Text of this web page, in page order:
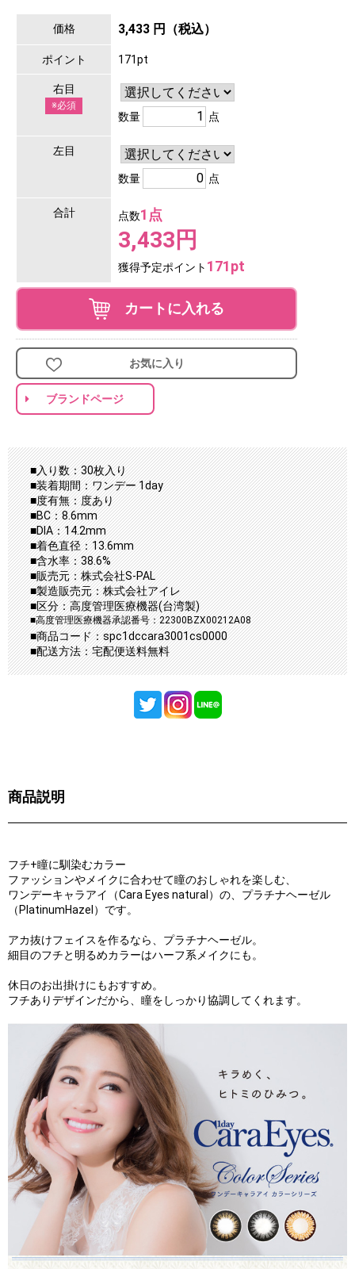
価格 3,433 円（税込）
ポイント 171pt
右目
※必須
数量 点
左目
数量 点
合計 点数1点
3,433円
獲得予定ポイント 171pt
カートに入れる
お気に入り
ブランドページ
■入り数：30枚入り
■装着期間：ワンデー 1day
■度有無：度あり
■BC：8.6mm
■DIA：14.2mm
■着色直径：13.6mm
■含水率：38.6%
■販売元：株式会社S-PAL
■製造販売元：株式会社アイレ
■区分：高度管理医療機器(台湾製)
■高度管理医療機器承認番号：22300BZX00212A08
■商品コード：spc1dccara3001cs0000
■配送方法：宅配便送料無料
商品説明
フチ+瞳に馴染むカラー
ファッションやメイクに合わせて瞳のおしゃれを楽しむ、
ワンデーキャラアイ（Cara Eyes natural）の、プラチナヘーゼル
（PlatinumHazel）です。
アカ抜けフェイスを作るなら、プラチナヘーゼル。
細目のフチと明るめカラーはハーフ系メイクにも。
休日のお出掛けにもおすすめ。
フチありデザインだから、瞳をしっかり協調してくれます。